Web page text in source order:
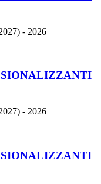
- 2026
- 2026